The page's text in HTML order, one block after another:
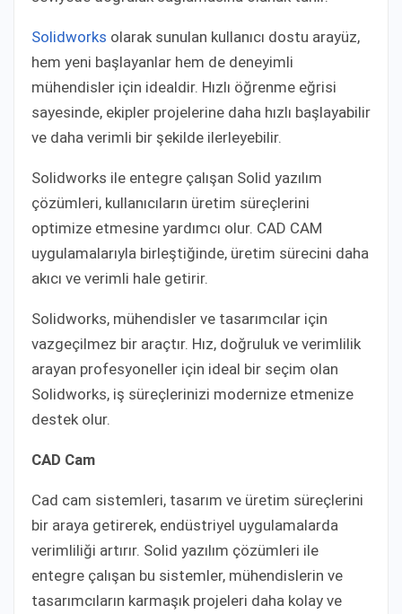
Solidworks olarak sunulan kullanıcı dostu arayüz,
hem yeni başlayanlar hem de deneyimli
mühendisler için idealdir. Hızlı öğrenme eğrisi
sayesinde, ekipler projelerine daha hızlı başlayabilir
ve daha verimli bir şekilde ilerleyebilir.
Solidworks ile entegre çalışan Solid yazılım
çözümleri, kullanıcıların üretim süreçlerini
optimize etmesine yardımcı olur. CAD CAM
uygulamalarıyla birleştiğinde, üretim sürecini daha
akıcı ve verimli hale getirir.
Solidworks, mühendisler ve tasarımcılar için
vazgeçilmez bir araçtır. Hız, doğruluk ve verimlilik
arayan profesyoneller için ideal bir seçim olan
Solidworks, iş süreçlerinizi modernize etmenize
destek olur.
CAD Cam
Cad cam sistemleri, tasarım ve üretim süreçlerini
bir araya getirerek, endüstriyel uygulamalarda
verimliliği artırır. Solid yazılım çözümleri ile
entegre çalışan bu sistemler, mühendislerin ve
tasarımcıların karmaşık projeleri daha kolay ve